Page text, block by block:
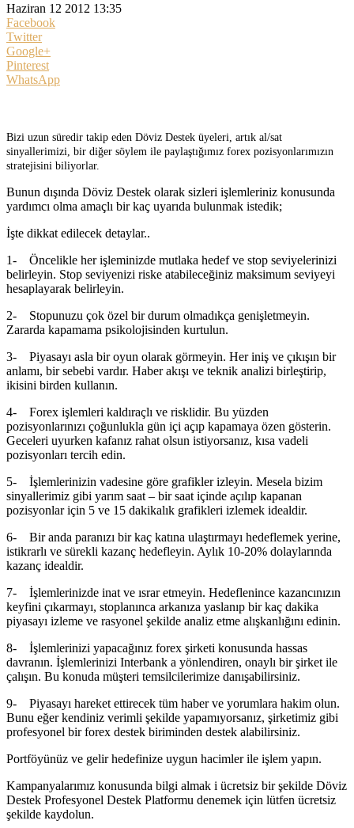
Haziran 12 2012 13:35
Facebook
Twitter
Google+
Pinterest
WhatsApp
Bizi uzun süredir takip eden Döviz Destek üyeleri, artık al/sat
sinyallerimizi, bir diğer söylem ile paylaştığımız forex pozisyonlarımızın
stratejisini biliyorlar.
Bunun dışında Döviz Destek olarak sizleri işlemleriniz konusunda
yardımcı olma amaçlı bir kaç uyarıda bulunmak istedik;
İşte dikkat edilecek detaylar..
1- Öncelikle her işleminizde mutlaka hedef ve stop seviyelerinizi
belirleyin. Stop seviyenizi riske atabileceğiniz maksimum seviyeyi
hesaplayarak belirleyin.
2- Stopunuzu çok özel bir durum olmadıkça genişletmeyin.
Zararda kapamama psikolojisinden kurtulun.
3- Piyasayı asla bir oyun olarak görmeyin. Her iniş ve çıkışın bir
anlamı, bir sebebi vardır. Haber akışı ve teknik analizi birleştirip,
ikisini birden kullanın.
4- Forex işlemleri kaldıraçlı ve risklidir. Bu yüzden
pozisyonlarınızı çoğunlukla gün içi açıp kapamaya özen gösterin.
Geceleri uyurken kafanız rahat olsun istiyorsanız, kısa vadeli
pozisyonları tercih edin.
5- İşlemlerinizin vadesine göre grafikler izleyin. Mesela bizim
sinyallerimiz gibi yarım saat – bir saat içinde açılıp kapanan
pozisyonlar için 5 ve 15 dakikalık grafikleri izlemek idealdir.
6- Bir anda paranızı bir kaç katına ulaştırmayı hedeflemek yerine,
istikrarlı ve sürekli kazanç hedefleyin. Aylık 10-20% dolaylarında
kazanç idealdir.
7- İşlemlerinizde inat ve ısrar etmeyin. Hedeflenince kazancınızın
keyfini çıkarmayı, stoplanınca arkanıza yaslanıp bir kaç dakika
piyasayı izleme ve rasyonel şekilde analiz etme alışkanlığını edinin.
8- İşlemlerinizi yapacağınız forex şirketi konusunda hassas
davranın. İşlemlerinizi Interbank a yönlendiren, onaylı bir şirket ile
çalışın. Bu konuda müşteri temsilcilerimize danışabilirsiniz.
9- Piyasayı hareket ettirecek tüm haber ve yorumlara hakim olun.
Bunu eğer kendiniz verimli şekilde yapamıyorsanız, şirketimiz gibi
profesyonel bir forex destek biriminden destek alabilirsiniz.
Portföyünüz ve gelir hedefinize uygun hacimler ile işlem yapın.
Kampanyalarımız konusunda bilgi almak i ücretsiz bir şekilde Döviz
Destek Profesyonel Destek Platformu denemek için lütfen ücretsiz
şekilde kaydolun.